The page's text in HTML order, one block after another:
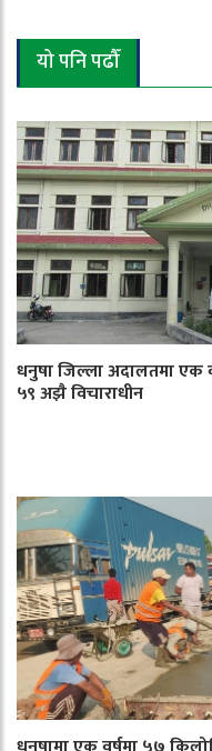
यो पनि पढौँ
धनुषा जिल्ला अदालतमा एक
५९ अझै विचाराधीन